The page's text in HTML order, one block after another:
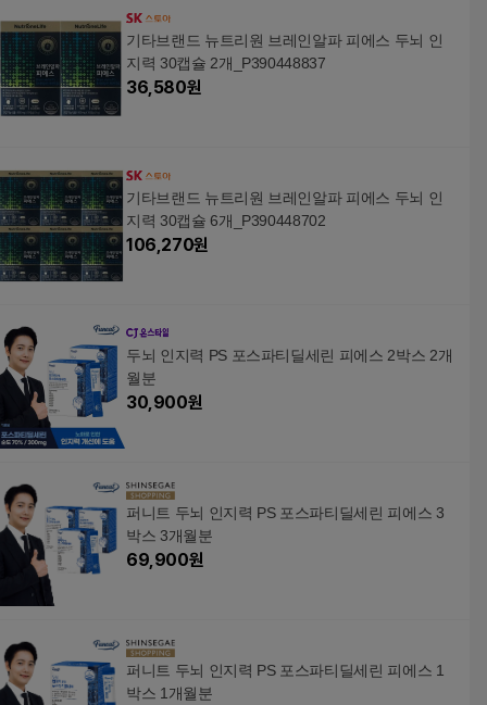
기타브랜드 뉴트리원 브레인알파 피에스 두뇌 인
지력 30캡슐 2개_P390448837
36,580원
기타브랜드 뉴트리원 브레인알파 피에스 두뇌 인
지력 30캡슐 6개_P390448702
106,270원
두뇌 인지력 PS 포스파티딜세린 피에스 2박스 2개
월분
30,900원
퍼니트 두뇌 인지력 PS 포스파티딜세린 피에스 3
박스 3개월분
69,900원
퍼니트 두뇌 인지력 PS 포스파티딜세린 피에스 1
박스 1개월분